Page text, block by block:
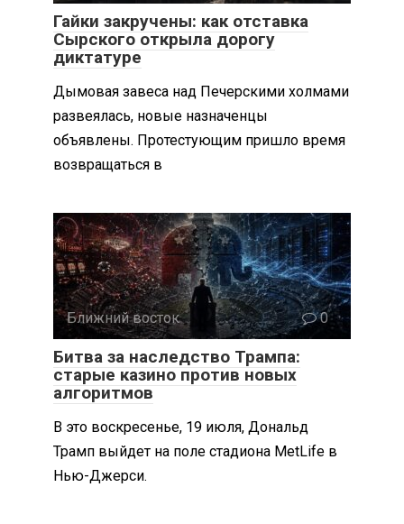
Гайки закручены: как отставка
Сырского открыла дорогу
диктатуре
Дымовая завеса над Печерскими холмами
развеялась, новые назначенцы
объявлены. Протестующим пришло время
возвращаться в
Ближний восток 0
Битва за наследство Трампа:
старые казино против новых
алгоритмов
В это воскресенье, 19 июля, Дональд
Трамп выйдет на поле стадиона MetLife в
Нью-Джерси.